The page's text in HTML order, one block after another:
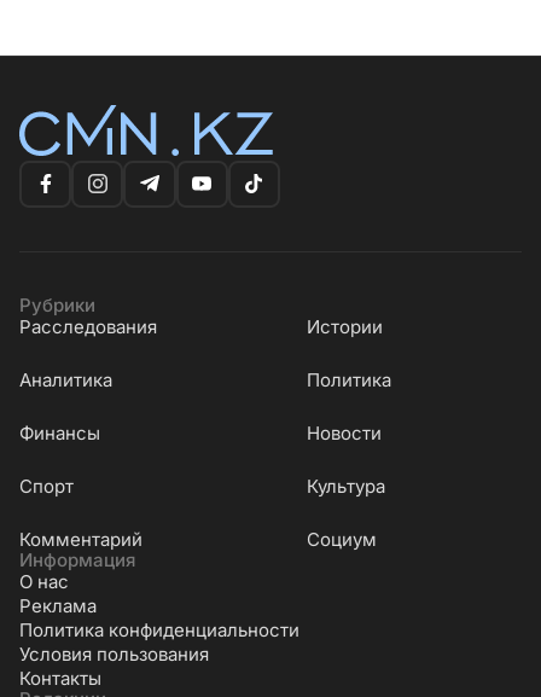
Рубрики
Расследования
Истории
Аналитика Политика
Финансы Новости
Cпорт Культура
Комментарий
Социум
Информация
О нас
Реклама
Политика конфиденциальности
Условия пользования
Контакты